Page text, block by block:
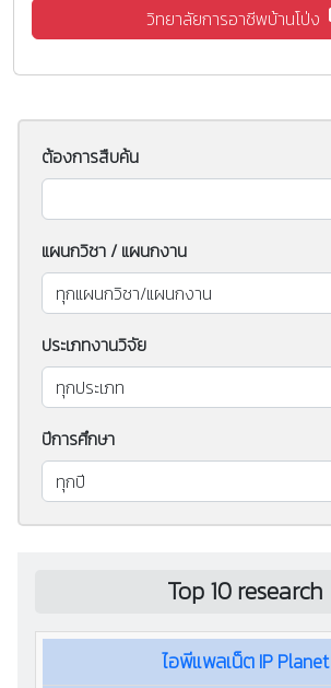
วิทยาลัยการอาชีพบ้านโป่ง
ต้องการสืบค้น
แผนกวิชา / แผนกงาน
ประเภทงานวิจัย
ปีการศึกษา
Top 10 research
ไอพีแพลเน็ต IP Planet